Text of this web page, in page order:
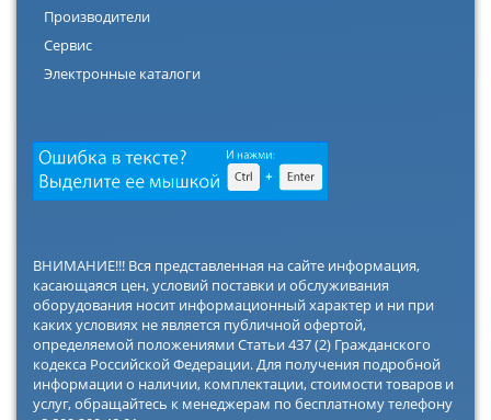
Производители
Сервис
Электронные каталоги
ВНИМАНИЕ!!! Вся представленная на сайте информация,
касающаяся цен, условий поставки и обслуживания
оборудования носит информационный характер и ни при
каких условиях не является публичной офертой,
определяемой положениями Статьи 437 (2) Гражданского
кодекса Российской Федерации. Для получения подробной
информации о наличии, комплектации, стоимости товаров и
услуг, обращайтесь к менеджерам по бесплатному телефону